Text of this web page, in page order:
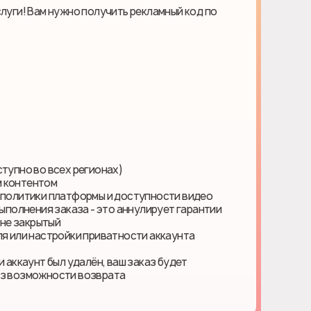
Вам нужно получить рекламный код по
во всех регионах)
платформы и доступности видео
заказа - это аннулирует гарантии
закрытый
или настройки приватности аккаунта
был удалён, ваш заказ будет
возможности возврата